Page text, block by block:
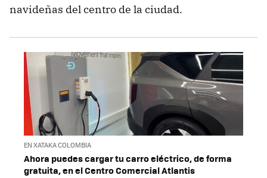
navideñas del centro de la ciudad.
EN XATAKA COLOMBIA
Ahora puedes cargar tu carro eléctrico, de forma
gratuita, en el Centro Comercial Atlantis